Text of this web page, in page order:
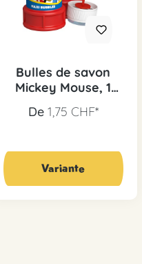
Bulles de savon
Mickey Mouse, 1
De 1,75 CHF*
Variante